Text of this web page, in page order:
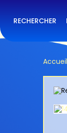
main
content
RECHERCHER
Accueil